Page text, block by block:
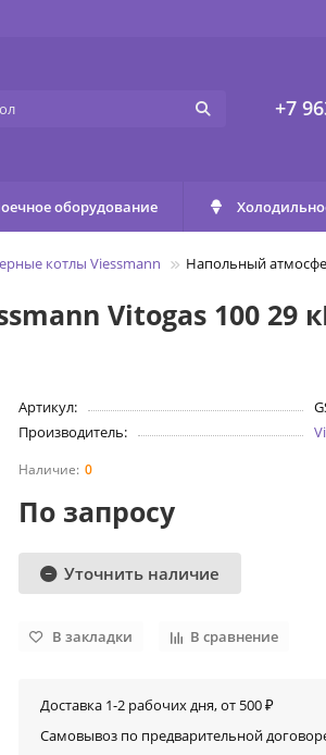
+7
оборудование
котлы Viessmann Напольный
Vitogas 100 29
Артикул:
Производитель:
0
По запросу
Уточнить наличие
В закладки В сравнение
Доставка 1-2 рабочих дня, от 500 ₽
Самовывоз по предварительной